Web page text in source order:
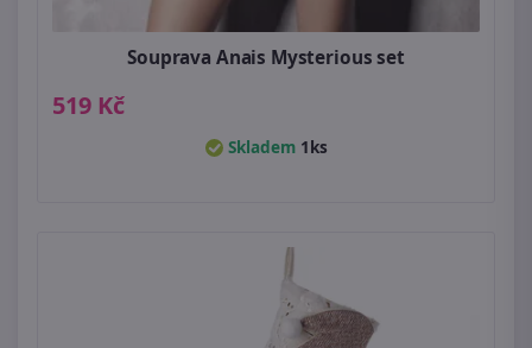
Souprava Anais Mysterious set
519 Kč
Skladem 1ks